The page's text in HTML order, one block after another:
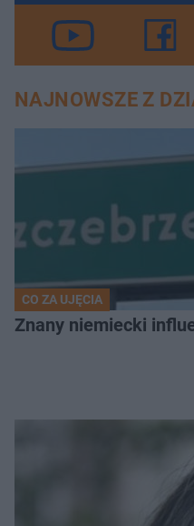
NAJNOWSZE Z
CO ZA UJĘCIA
Znany niemiecki